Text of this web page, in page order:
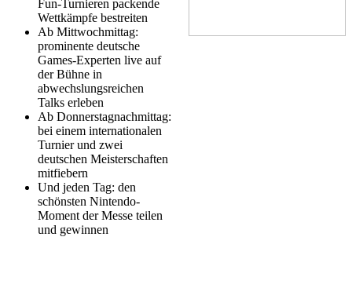
Fun-Turnieren packende
Wettkämpfe bestreiten
Ab Mittwochmittag:
prominente deutsche
Games-Experten live auf
der Bühne in
abwechslungsreichen
Talks erleben
Ab Donnerstagnachmittag:
bei einem internationalen
Turnier und zwei
deutschen Meisterschaften
mitfiebern
Und jeden Tag: den
schönsten Nintendo-
Moment der Messe teilen
und gewinnen